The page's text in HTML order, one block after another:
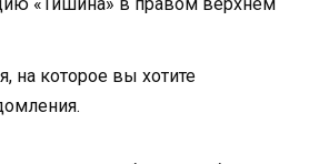
на которое вы хотите